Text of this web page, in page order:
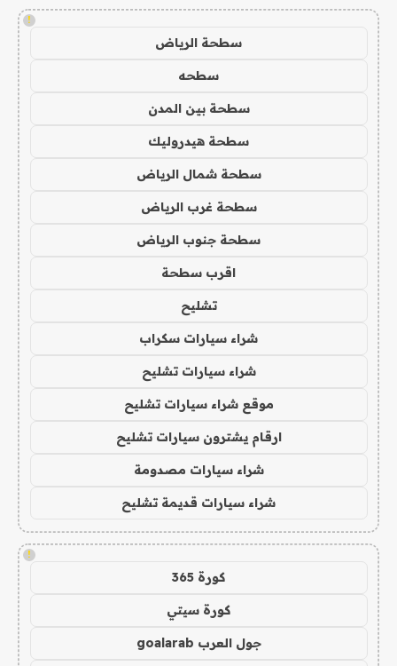
!
سطحة الرياض
سطحه
سطحة بين المدن
سطحة هيدروليك
سطحة شمال الرياض
سطحة غرب الرياض
سطحة جنوب الرياض
اقرب سطحة
تشليح
شراء سيارات سكراب
شراء سيارات تشليح
موقع شراء سيارات تشليح
ارقام يشترون سيارات تشليح
شراء سيارات مصدومة
شراء سيارات قديمة تشليح
!
كورة 365
كورة سيتي
جول العرب goalarab